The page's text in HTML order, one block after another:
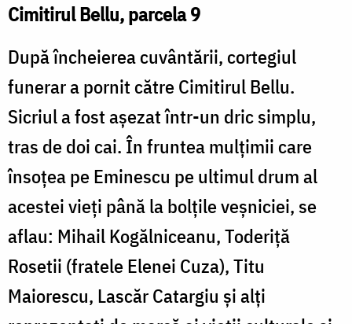
Cimitirul Bellu, parcela 9
După încheierea cuvântării, cortegiul
funerar a pornit către Cimitirul Bellu.
Sicriul a fost așezat într-un dric simplu,
tras de doi cai. În fruntea mulțimii care
însoțea pe Eminescu pe ultimul drum al
acestei vieți până la bolțile veșniciei, se
aflau: Mihail Kogălniceanu, Toderiță
Rosetii (fratele Elenei Cuza), Titu
Maiorescu, Lascăr Catargiu și alți